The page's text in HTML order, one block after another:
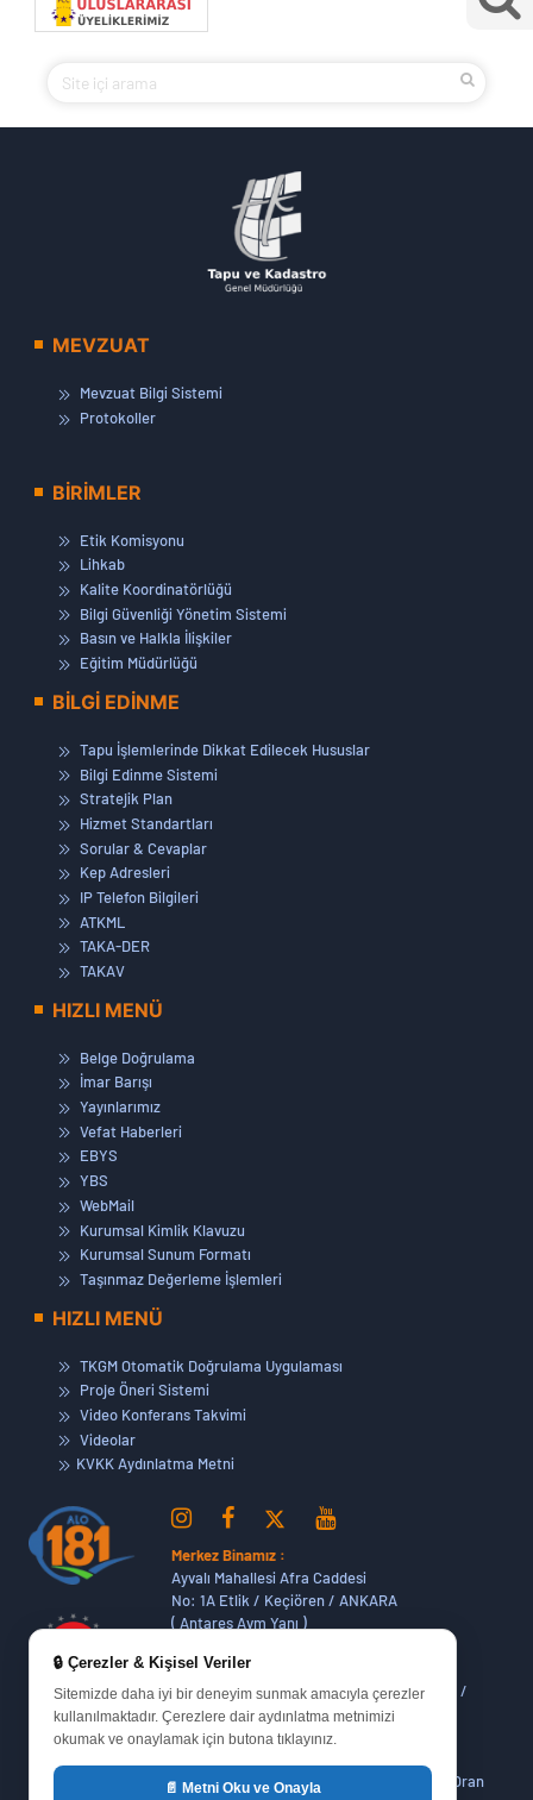
🔒 Çerezler & Kişisel Veriler
Sitemizde daha iyi bir deneyim sunmak amacıyla çerezler
kullanılmaktadır. Çerezlere dair aydınlatma metnimizi
okumak ve onaylamak için butona tıklayınız.
📄 Metni Oku ve Onayla
MEVZUAT
Mevzuat Bilgi Sistemi
Protokoller
BİRİMLER
Etik Komisyonu
Lihkab
Kalite Koordinatörlüğü
Bilgi Güvenliği Yönetim Sistemi
Basın ve Halkla İlişkiler
Eğitim Müdürlüğü
BİLGİ EDİNME
Tapu İşlemlerinde Dikkat Edilecek Hususlar
Bilgi Edinme Sistemi
Stratejik Plan
Hizmet Standartları
Sorular & Cevaplar
Kep Adresleri
IP Telefon Bilgileri
ATKML
TAKA-DER
TAKAV
HIZLI MENÜ
Belge Doğrulama
İmar Barışı
Yayınlarımız
Vefat Haberleri
EBYS
YBS
WebMail
Kurumsal Kimlik Klavuzu
Kurumsal Sunum Formatı
Taşınmaz Değerleme İşlemleri
HIZLI MENÜ
TKGM Otomatik Doğrulama Uygulaması
Proje Öneri Sistemi
Video Konferans Takvimi
Videolar
KVKK Aydınlatma Metni
Merkez Binamız :
Ayvalı Mahallesi Afra Caddesi
No: 1A Etlik / Keçiören / ANKARA
( Antares Avm Yanı )
Dikmen Hizmet Binamız :
Dikmen Caddesi No:14 (06420) Bakanlıklar /
ANKARA
Yukarı Dikmen Mah. 648. Cadde No : 51/1 Oran